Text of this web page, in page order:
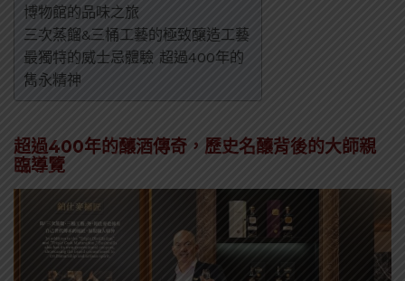
博物館的品味之旅
三次蒸餾&三桶工藝的極致釀造工藝
最獨特的威士忌體驗 超過400年的
雋永精神
超過400年的釀酒傳奇，歷史名釀背後的大師親
臨導覽